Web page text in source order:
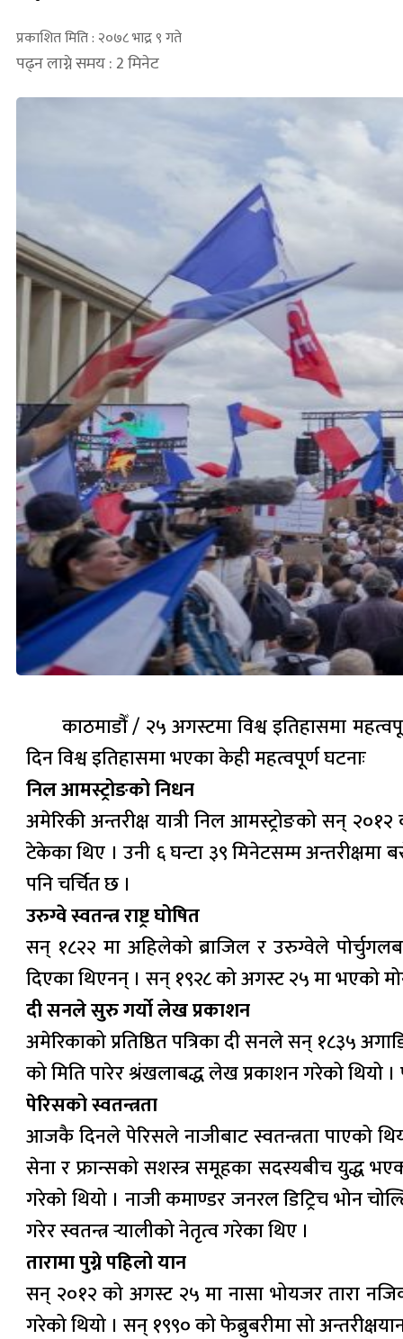
प्रकाशित मिति : २०७८ भाद्र ९ गते
पढ्न लाग्ने समय : 2 मिनेट
काठमाडौँ / २५ अगस्टमा विश्व इतिहासमा
दिन विश्व इतिहासमा भएका केही महत्वपूर्ण घटनाः
निल आमस्ट्रोङको निधन
अमेरिकी अन्तरीक्ष यात्री निल आमस्ट्रोङको सन्
टेकेका थिए । उनी ६ घन्टा ३९ मिनेटसम्म
पनि चर्चित छ ।
उरुग्वे स्वतन्त्र राष्ट्र घोषित
सन् १८२२ मा अहिलेको ब्राजिल र उरुग्वेले
दिएका थिएनन् । सन् १९२८ को अगस्ट २५ मा भएको
दी सनले सुरु गर्यो लेख प्रकाशन
अमेरिकाको प्रतिष्ठित पत्रिका दी सनले सन् १८३५
को मिति पारेर श्रंखलाबद्ध लेख प्रकाशन गरेको थियो
पेरिसको स्वतन्त्रता
आजकै दिनले पेरिसले नाजीबाट स्वतन्त्रता पाएको
सेना र फ्रान्सको सशस्त्र समूहका सदस्यबीच युद्ध
गरेको थियो । नाजी कमाण्डर जनरल डिट्रिच भोन
गरेर स्वतन्त्र र्‍यालीको नेतृत्व गरेका थिए ।
तारामा पुग्ने पहिलो यान
सन् २०१२ को अगस्ट २५ मा नासा भोयजर तारा
गरेको थियो । सन् १९९० को फेब्रुबरीमा सो